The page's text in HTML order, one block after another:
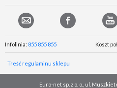
Infolinia: 855 855 855 Koszt
Treść regulaminu sklepu
Euro-net sp. z o. o., ul.